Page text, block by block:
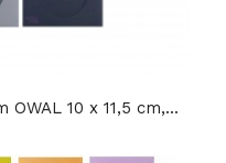
10 x 11,5 cm,...